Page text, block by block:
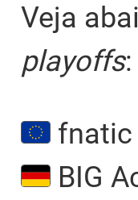
Veja
playoffs:
fnatic
BIG